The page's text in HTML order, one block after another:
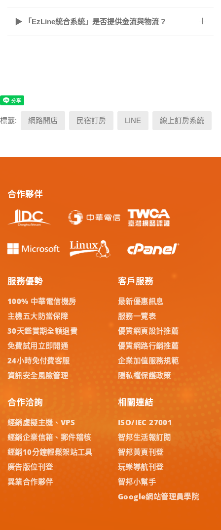
▶ 「EzLine統合系統」是否提供金流與物流 ?
標籤: 網路開店 民宿訂房 LINE 線上訂房系統
合作夥伴
服務優勢
100% 中華電信機房
主機五大防當保障
30天鑑賞期全額退費
免費試用立即開通
24小時免付費客服
資訊安全風險管理
客戶服務
最新優惠訊息
服務一覽表
優質網頁設計推薦
優質網路行銷推薦
企業加值服務規範
隱私權保護政策
合作洽詢
經銷虛擬主機、VPS
經銷企業信箱、郵件稽核
經銷10分鐘輕鬆架站工具
廣告版位刊登
異業合作夥伴
相關連結
ISO/IEC 27001
智邦生活報訂閱
智邦黃頁刊登
玩樂導航刊登
智邦小幫手
Google網站管理員學院